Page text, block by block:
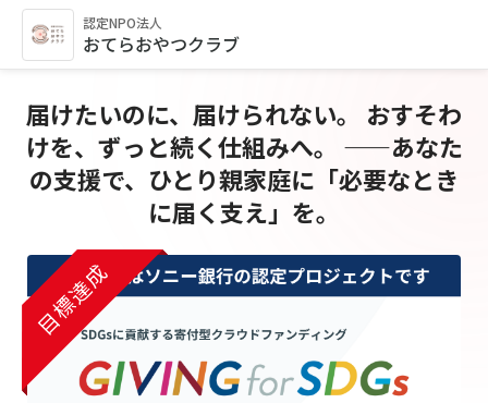
認定NPO法人
おてらおやつクラブ
届けたいのに、届けられない。 おすそわ
けを、ずっと続く仕組みへ。 ——あなた
の支援で、ひとり親家庭に「必要なとき
に届く支え」を。
目標達成
目標達成
目標達成